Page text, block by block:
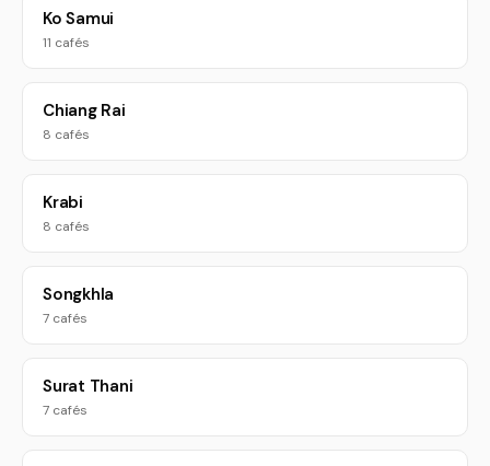
Ko Samui
11 cafés
Chiang Rai
8 cafés
Krabi
8 cafés
Songkhla
7 cafés
Surat Thani
7 cafés